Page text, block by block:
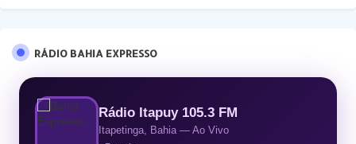
RÁDIO BAHIA EXPRESSO
Rádio Itapuy 105.3 FM
Itapetinga, Bahia — Ao Vivo